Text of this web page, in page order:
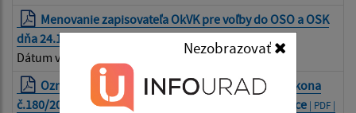
Nezobrazovať
Menovanie zapisovateľa OkVK pre voľby do OSO a OSK
dňa 24.10.2026
Dátum vyvesenia:
Oznámenie o počte obyvateľov obce v zmysle zákona
č.180/2014 Z.z. pre voľby do orgánov samosprávy obce | PDF |